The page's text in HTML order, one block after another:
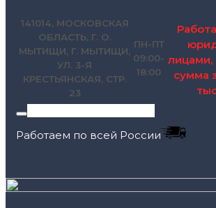
141014, МОСКОВСКАЯ
ОБЛАСТЬ, Г. О.
МЫТИЩИ, Г. МЫТИЩИ,
УЛ. 3-Я
КРЕСТЬЯНСКАЯ, СТР.
23
ПН-ПТ
09:00-
18:00
сумма
Работаем по всей России